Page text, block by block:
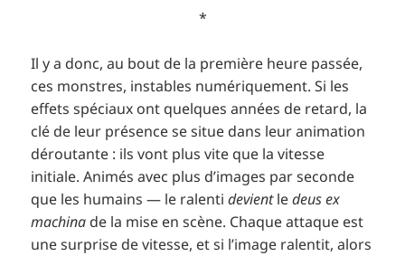
*
Il y a donc, au bout de la première heure passée,
ces monstres, instables numériquement. Si les
effets spéciaux ont quelques années de retard, la
clé de leur présence se situe dans leur animation
déroutante : ils vont plus vite que la vitesse
initiale. Animés avec plus d’images par seconde
que les humains — le ralentidevientledeus ex
machina de la mise en scène. Chaque attaque est
une surprise de vitesse, et si l’image ralentit, alors